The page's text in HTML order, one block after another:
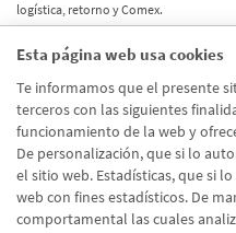
Esta página web usa cookies
Te informamos que el presente
terceros con las siguientes
funcionamiento de la web y
De personalización, que si lo
el sitio web. Estadísticas, que si
web con fines estadísticos. De
comportamental las cuales
logística, retorno y Comex.
Etiquetas
Actualidad(514)
Internacional(490)
Empresa(138)